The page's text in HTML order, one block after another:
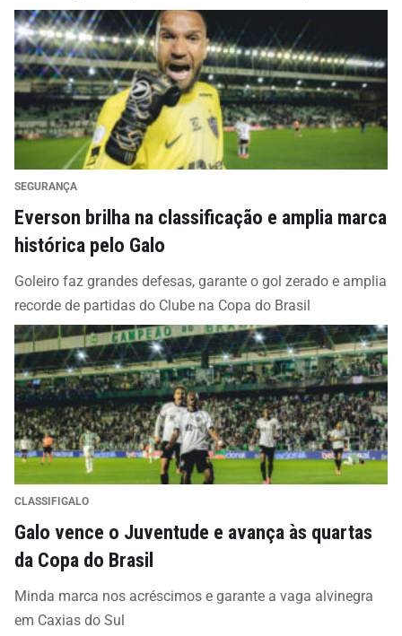
SEGURANÇA
Everson brilha na classificação e amplia marca
histórica pelo Galo
Goleiro faz grandes defesas, garante o gol zerado e amplia
recorde de partidas do Clube na Copa do Brasil
CLASSIFIGALO
Galo vence o Juventude e avança às quartas
da Copa do Brasil
Minda marca nos acréscimos e garante a vaga alvinegra
em Caxias do Sul